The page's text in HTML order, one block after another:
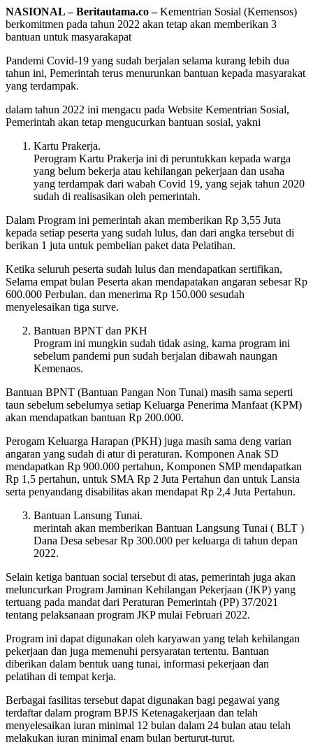
NASIONAL – Beritautama.co –Kementrian Sosial (Kemensos)
berkomitmen pada tahun 2022 akan tetap akan memberikan 3
bantuan untuk masyarakapat
Pandemi Covid-19 yang sudah berjalan selama kurang lebih dua
tahun ini, Pemerintah terus menurunkan bantuan kepada masyarakat
yang terdampak.
dalam tahun 2022 ini mengacu pada Website Kementrian Sosial,
Pemerintah akan tetap mengucurkan bantuan sosial, yakni
Kartu Prakerja.
Perogram Kartu Prakerja ini di peruntukkan kepada warga
yang belum bekerja atau kehilangan pekerjaan dan usaha
yang terdampak dari wabah Covid 19, yang sejak tahun 2020
sudah di realisasikan oleh pemerintah.
Dalam Program ini pemerintah akan memberikan Rp 3,55 Juta
kepada setiap peserta yang sudah lulus, dan dari angka tersebut di
berikan 1 juta untuk pembelian paket data Pelatihan.
Ketika seluruh peserta sudah lulus dan mendapatkan sertifikan,
Selama empat bulan Peserta akan mendapatakan angaran sebesar Rp
600.000 Perbulan. dan menerima Rp 150.000 sesudah
menyelesaikan tiga surve.
Bantuan BPNT dan PKH
Program ini mungkin sudah tidak asing, karna program ini
sebelum pandemi pun sudah berjalan dibawah naungan
Kemenaos.
Bantuan BPNT (Bantuan Pangan Non Tunai) masih sama seperti
taun sebelum sebelumya setiap Keluarga Penerima Manfaat (KPM)
akan mendapatkan bantuan Rp 200.000.
Perogam Keluarga Harapan (PKH) juga masih sama deng varian
angaran yang sudah di atur di peraturan. Komponen Anak SD
mendapatkan Rp 900.000 pertahun, Komponen SMP mendapatkan
Rp 1,5 pertahun, untuk SMA Rp 2 Juta Pertahun dan untuk Lansia
serta penyandang disabilitas akan mendapat Rp 2,4 Juta Pertahun.
Bantuan Lansung Tunai.
merintah akan memberikan Bantuan Langsung Tunai ( BLT )
Dana Desa sebesar Rp 300.000 per keluarga di tahun depan
2022.
Selain ketiga bantuan social tersebut di atas, pemerintah juga akan
meluncurkan Program Jaminan Kehilangan Pekerjaan (JKP) yang
tertuang pada mandat dari Peraturan Pemerintah (PP) 37/2021
tentang pelaksanaan program JKP mulai Februari 2022.
Program ini dapat digunakan oleh karyawan yang telah kehilangan
pekerjaan dan juga memenuhi persyaratan tertentu. Bantuan
diberikan dalam bentuk uang tunai, informasi pekerjaan dan
pelatihan di tempat kerja.
Berbagai fasilitas tersebut dapat digunakan bagi pegawai yang
terdaftar dalam program BPJS Ketenagakerjaan dan telah
menyelesaikan iuran minimal 12 bulan dalam 24 bulan atau telah
melakukan iuran minimal enam bulan berturut-turut.